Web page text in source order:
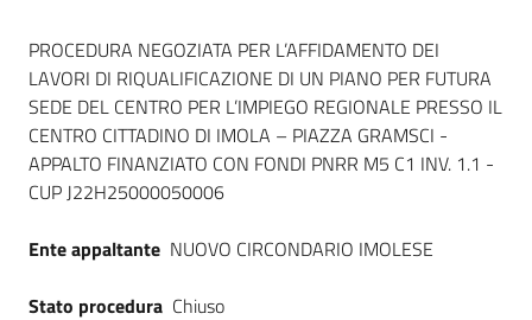
telematiche
English
Dati del bando
PROCEDURA NEGOZIATA PER L’AFFIDAMENTO DEI
LAVORI DI RIQUALIFICAZIONE DI UN PIANO PER FUTURA
SEDE DEL CENTRO PER L’IMPIEGO REGIONALE PRESSO IL
CENTRO CITTADINO DI IMOLA – PIAZZA GRAMSCI -
APPALTO FINANZIATO CON FONDI PNRR M5 C1 INV. 1.1 -
CUP J22H25000050006
Ente appaltante NUOVO CIRCONDARIO IMOLESE
Stato procedura Chiuso